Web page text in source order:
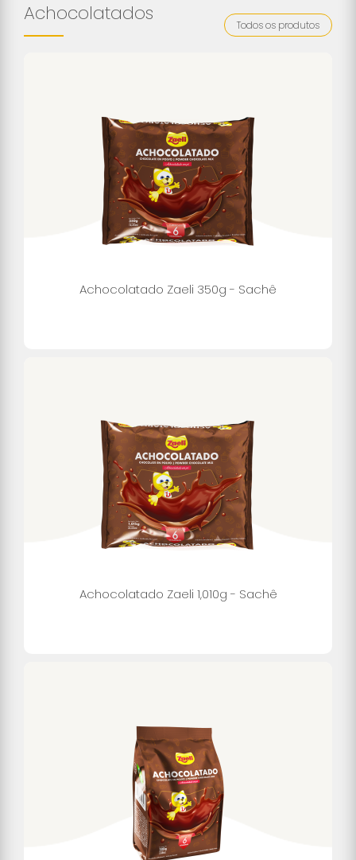
Achocolatados Todos os produtos
Achocolatado Zaeli 350g - Sachê
Achocolatado Zaeli 1,010g - Sachê